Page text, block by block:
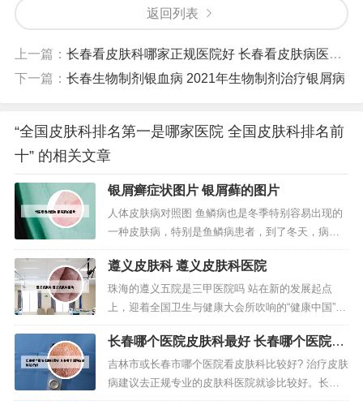
返回列表
上一篇： 长春看皮肤科哪家正规医院好 长春看皮肤病医院哪家好
下一篇： 长春生物制剂银血病 2021年生物制剂治疗银屑病
“全国皮肤科排名第一是哪家医院 全国皮肤科排名前
十” 的相关文章
银屑癣症状图片 银屑藓的图片
人体皮肤病对照图 鱼鳞病也是冬季特别容易出现的
一种皮肤病，特别是鱼鳞病患者，到了冬天，病情
会发展的比较严重，冬季皮肤病一般主要是因为干
燥所引起的，如皮肤瘙痒症就是由于皮肤干燥导致
的，此症无论男女老幼都可发病 但中老年者更为多
见了，尤其是老年人。皮肤病图片对照大全，皮肤
病是指有关皮肤的疾病，皮肤是人体...
遵义皮肤科 遵义皮肤科医院
珠海的遵义五院是三甲医院吗 站在新的发展起点
上，迎着全国卫生与健康大会所吹响的“健康中国”新
号角，遵医五院正汇聚起创建“三甲”医院的强大力
量，努力成为“健康珠海”的有力参与者和见证者。为
更好开展医学教育和服务地方医疗发展，学校于200
3年与珠海市合作创建遵义医科大学第五附属（珠
海）医院，是珠海西区唯...
长春哪个医院皮肤科最好 长春哪个医院皮
肤科最好的
吉林市或长春市哪个医院看皮肤科比较好? 治疗皮肤
病建议去正规专业的皮肤科医院就诊比较好。长春
治疗皮肤疾病的医院是比较多的，但凡是正规医院